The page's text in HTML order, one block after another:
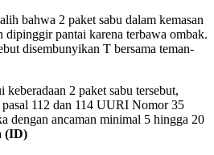
bahwa 2 paket sabu dalam kemasan
dipinggir pantai karena terbawa ombak.
disembunyikan T bersama teman-
2 paket sabu tersebut,
112 dan 114 UURI Nomor 35
dengan ancaman minimal 5 hingga 20
(ID)